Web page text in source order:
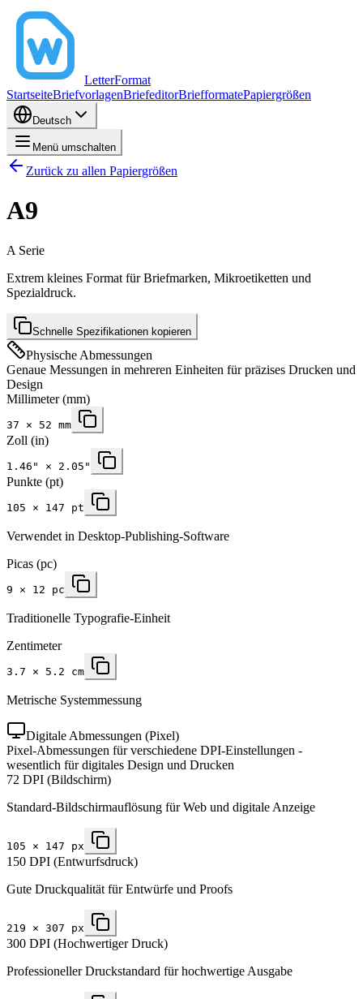
LetterFormat
StartseiteBriefvorlagenBriefeditorBriefformatePapiergrößen
Deutsch
Menü umschalten
Zurück zu allen Papiergrößen
A9
A Serie
Extrem kleines Format für Briefmarken, Mikroetiketten und
Spezialdruck.
Schnelle Spezifikationen kopieren
Physische Abmessungen
Genaue Messungen in mehreren Einheiten für präzises Drucken und
Design
Millimeter(mm)
37 × 52 mm
Zoll (in)
1.46 " × 2.05 "
Punkte (pt)
105 × 147 pt
Verwendet in Desktop-Publishing-Software
Picas (pc)
9 × 12 pc
Traditionelle Typografie-Einheit
Zentimeter
3.7 × 5.2 cm
Metrische Systemmessung
Digitale Abmessungen (Pixel)
Pixel-Abmessungen für verschiedene DPI-Einstellungen -
wesentlich für digitales Design und Drucken
72 DPI (Bildschirm)
Standard-Bildschirmauflösung für Web und digitale Anzeige
105 × 147 px
150 DPI (Entwurfsdruck)
Gute Druckqualität für Entwürfe und Proofs
219 × 307 px
300 DPI (Hochwertiger Druck)
Professioneller Druckstandard für hochwertige Ausgabe